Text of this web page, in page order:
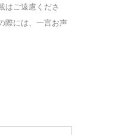
はご遠慮くださ
際には、一言お声